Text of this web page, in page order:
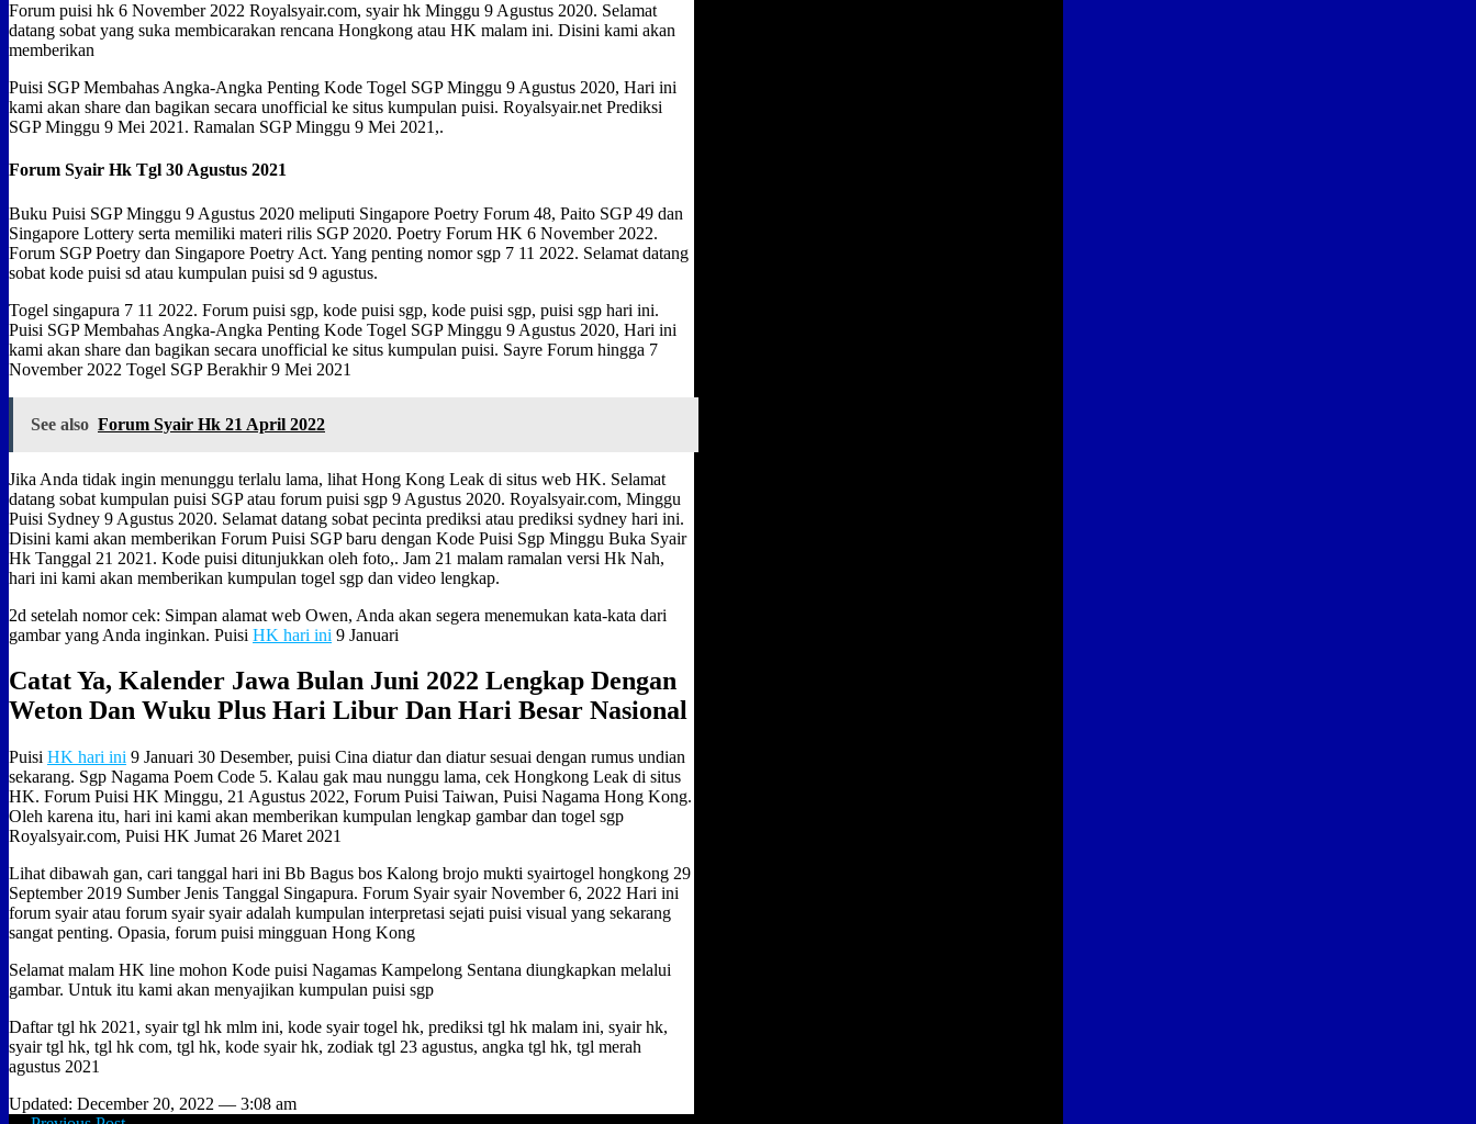
Forum puisi hk 6 November 2022 Royalsyair.com, syair hk Minggu 9 Agustus 2020. Selamat
datang sobat yang suka membicarakan rencana Hongkong atau HK malam ini. Disini kami akan
memberikan
Puisi SGP Membahas Angka-Angka Penting Kode Togel SGP Minggu 9 Agustus 2020, Hari ini
kami akan share dan bagikan secara unofficial ke situs kumpulan puisi. Royalsyair.net Prediksi
SGP Minggu 9 Mei 2021. Ramalan SGP Minggu 9 Mei 2021,.
Forum Syair Hk Tgl 30 Agustus 2021
Buku Puisi SGP Minggu 9 Agustus 2020 meliputi Singapore Poetry Forum 48, Paito SGP 49 dan
Singapore Lottery serta memiliki materi rilis SGP 2020. Poetry Forum HK 6 November 2022.
Forum SGP Poetry dan Singapore Poetry Act. Yang penting nomor sgp 7 11 2022. Selamat datang
sobat kode puisi sd atau kumpulan puisi sd 9 agustus.
Togel singapura 7 11 2022. Forum puisi sgp, kode puisi sgp, kode puisi sgp, puisi sgp hari ini.
Puisi SGP Membahas Angka-Angka Penting Kode Togel SGP Minggu 9 Agustus 2020, Hari ini
kami akan share dan bagikan secara unofficial ke situs kumpulan puisi. Sayre Forum hingga 7
November 2022 Togel SGP Berakhir 9 Mei 2021
See also Forum Syair Hk 21 April 2022
Jika Anda tidak ingin menunggu terlalu lama, lihat Hong Kong Leak di situs web HK. Selamat
datang sobat kumpulan puisi SGP atau forum puisi sgp 9 Agustus 2020. Royalsyair.com, Minggu
Puisi Sydney 9 Agustus 2020. Selamat datang sobat pecinta prediksi atau prediksi sydney hari ini.
Disini kami akan memberikan Forum Puisi SGP baru dengan Kode Puisi Sgp Minggu Buka Syair
Hk Tanggal 21 2021. Kode puisi ditunjukkan oleh foto,. Jam 21 malam ramalan versi Hk Nah,
hari ini kami akan memberikan kumpulan togel sgp dan video lengkap.
2d setelah nomor cek: Simpan alamat web Owen, Anda akan segera menemukan kata-kata dari
gambar yang Anda inginkan. Puisi HK hari ini 9 Januari
Catat Ya, Kalender Jawa Bulan Juni 2022 Lengkap Dengan
Weton Dan Wuku Plus Hari Libur Dan Hari Besar Nasional
Puisi HK hari ini 9 Januari 30 Desember, puisi Cina diatur dan diatur sesuai dengan rumus undian
sekarang. Sgp Nagama Poem Code 5. Kalau gak mau nunggu lama, cek Hongkong Leak di situs
HK. Forum Puisi HK Minggu, 21 Agustus 2022, Forum Puisi Taiwan, Puisi Nagama Hong Kong.
Oleh karena itu, hari ini kami akan memberikan kumpulan lengkap gambar dan togel sgp
Royalsyair.com, Puisi HK Jumat 26 Maret 2021
Lihat dibawah gan, cari tanggal hari ini Bb Bagus bos Kalong brojo mukti syairtogel hongkong 29
September 2019 Sumber Jenis Tanggal Singapura. Forum Syair syair November 6, 2022 Hari ini
forum syair atau forum syair syair adalah kumpulan interpretasi sejati puisi visual yang sekarang
sangat penting. Opasia, forum puisi mingguan Hong Kong
Selamat malam HK line mohon Kode puisi Nagamas Kampelong Sentana diungkapkan melalui
gambar. Untuk itu kami akan menyajikan kumpulan puisi sgp
Daftar tgl hk 2021, syair tgl hk mlm ini, kode syair togel hk, prediksi tgl hk malam ini, syair hk,
syair tgl hk, tgl hk com, tgl hk, kode syair hk, zodiak tgl 23 agustus, angka tgl hk, tgl merah
agustus 2021
Updated: December 20, 2022 — 3:08 am